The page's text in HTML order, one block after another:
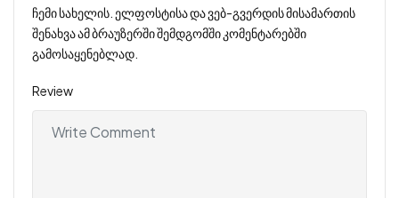
ჩემი სახელის. ელფოსტისა და ვებ-გვერდის მისამართის
შენახვა ამ ბრაუზერში შემდგომში კომენტარებში
გამოსაყენებლად.
Review